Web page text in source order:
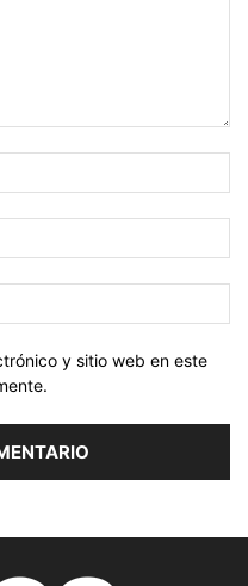
y sitio web en este